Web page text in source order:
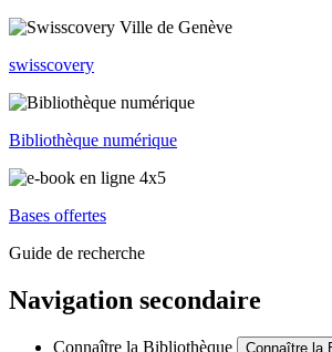
swisscovery
Bibliothèque numérique
Bases offertes
Guide de recherche
Navigation secondaire
Connaître la Bibliothèque Connaître la